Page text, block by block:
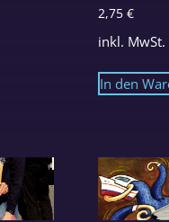
2,75 €
inkl. MwSt.
In den